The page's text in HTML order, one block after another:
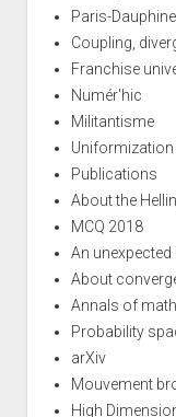
Paris-
Coupling,
Franchise
Numér'hic
Militantisme
Publications
About the
MCQ 2018
An
About
Annals of
Probability
arXiv
Mouvement
High